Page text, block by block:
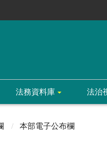
法務資料庫 法治
本部電子公布欄